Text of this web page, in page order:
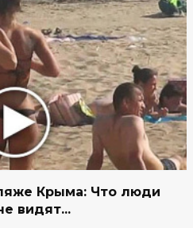
Крыма: Что люди
видят...